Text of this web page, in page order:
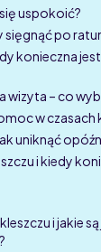
uspokoić?
sięgnąć po
konieczna jest
wizyta – co
w czasach
uniknąć
i kiedy
i jakie